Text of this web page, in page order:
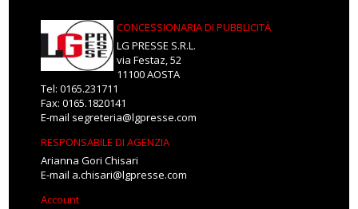
CONCESSIONARIA DI PUBBLICITÀ
LG PRESSE S.R.L.
via Festaz, 52
11100 AOSTA
Tel: 0165.231711
Fax: 0165.1820141
E-mail segreteria@lgpresse.com
RESPONSABILE DI AGENZIA
Arianna Gori Chisari
E-mail a.chisari@lgpresse.com
Account